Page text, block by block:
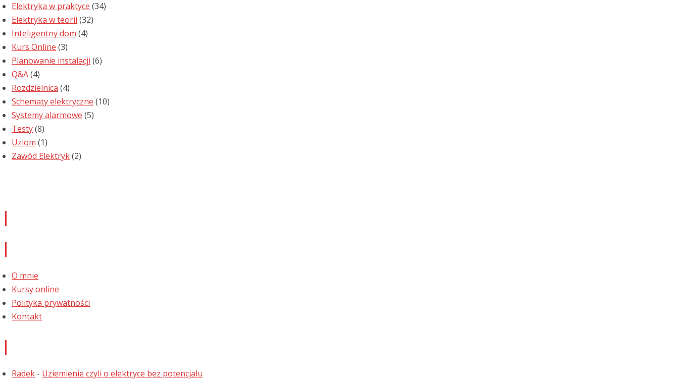
Elektryka w praktyce (34)
Elektryka w teorii (32)
Inteligentny dom (4)
Kurs Online (3)
Planowanie instalacji (6)
Q&A(4)
Rozdzielnica (4)
Schematy elektryczne (10)
Systemy alarmowe (5)
Testy(8)
Uziom (1)
Zawód Elektryk(2)
O mnie
Kursy online
Polityka prywatności
Kontakt
Radek - Uziemienie czyli o elektryce bez potencjału